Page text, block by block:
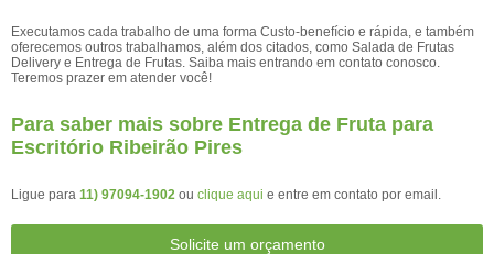
Executamos cada trabalho de uma forma Custo-benefício e rápida, e também
oferecemos outros trabalhamos, além dos citados, como Salada de Frutas
Delivery e Entrega de Frutas. Saiba mais entrando em contato conosco.
Teremos prazer em atender você!
Para saber mais sobre Entrega de Fruta para
Escritório Ribeirão Pires
Ligue para 11) 97094-1902 ou clique aqui e entre em contato por email.
Solicite um orçamento